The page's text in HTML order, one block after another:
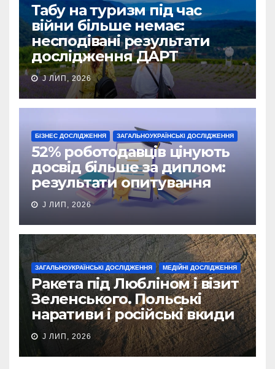
Табу на туризм під час
війни більше немає:
несподівані результати
дослідження ДАРТ
J ЛИП, 2026
БІЗНЕС ДОСЛІДЖЕННЯ ЗАГАЛЬНОУКРАЇНСЬКІ ДОСЛІДЖЕННЯ
52% роботодавців цінують
досвід більше за диплом:
результати опитування
J ЛИП, 2026
ЗАГАЛЬНОУКРАЇНСЬКІ ДОСЛІДЖЕННЯ МЕДІЙНІ ДОСЛІДЖЕННЯ
Ракета під Любліном і візит
Зеленського. Польські
наративи і російські вкиди
J ЛИП, 2026